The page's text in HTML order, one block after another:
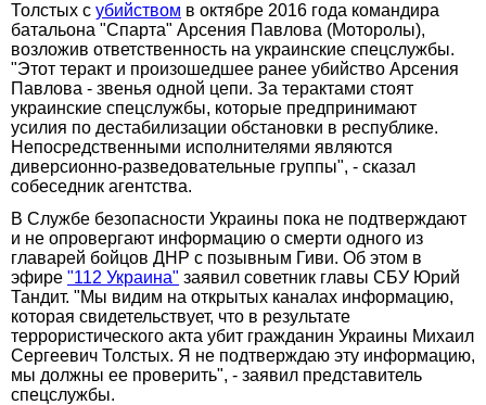
Толстых с убийством в октябре 2016 года командира
батальона "Спарта" Арсения Павлова (Моторолы),
возложив ответственность на украинские спецслужбы.
"Этот теракт и произошедшее ранее убийство Арсения
Павлова - звенья одной цепи. За терактами стоят
украинские спецслужбы, которые предпринимают
усилия по дестабилизации обстановки в республике.
Непосредственными исполнителями являются
диверсионно-разведовательные группы", - сказал
собеседник агентства.
В Службе безопасности Украины пока не подтверждают
и не опровергают информацию о смерти одного из
главарей бойцов ДНР с позывным Гиви. Об этом в
эфире "112 Украина" заявил советник главы СБУ Юрий
Тандит. "Мы видим на открытых каналах информацию,
которая свидетельствует, что в результате
террористического акта убит гражданин Украины Михаил
Сергеевич Толстых. Я не подтверждаю эту информацию,
мы должны ее проверить", - заявил представитель
спецслужбы.